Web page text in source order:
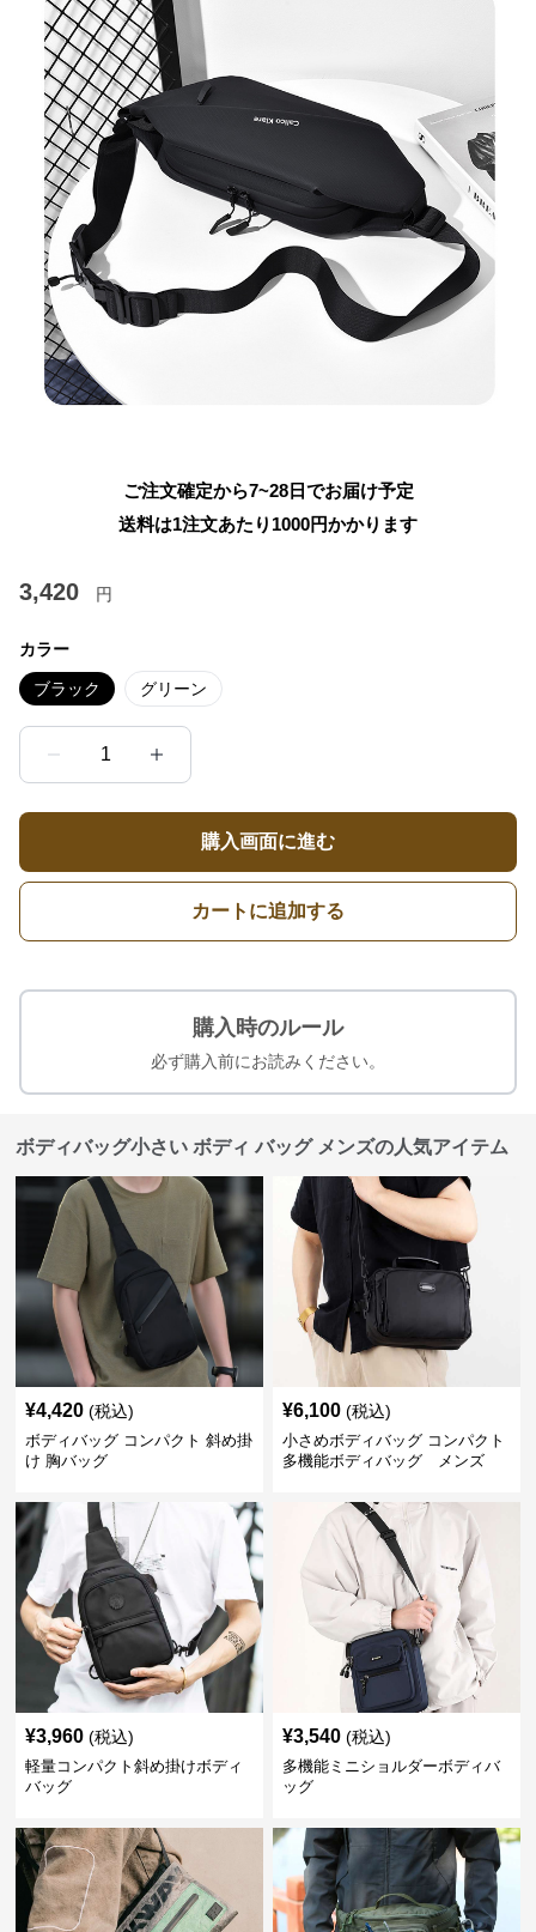
ご注文確定から7~28日でお届け予定
送料は1注文あたり 1000円かかります
3,420 円
カラー
ブラック グリーン
1
購入画面に進む
カートに追加する
購入時のルール
必ず購入前にお読みください。
ボディバッグ小さい ボディ バッグ メンズの人気アイテム
¥4,420 (税込)
ボディバッグ コンパクト 斜め掛
け 胸バッグ
¥6,100 (税込)
小さめボディバッグ コンパクト
多機能ボディバッグ メンズ
¥3,960 (税込)
軽量コンパクト斜め掛けボディ
バッグ
¥3,540 (税込)
多機能ミニショルダーボディバ
ッグ